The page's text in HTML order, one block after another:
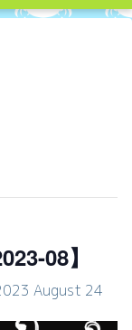
08】
August 24